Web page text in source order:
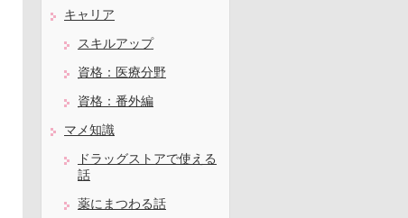
キャリア
スキルアップ
資格：医療分野
資格：番外編
マメ知識
ドラッグストアで使える
話
薬にまつわる話